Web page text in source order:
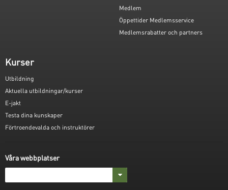
Medlem
Öppettider Medlemsservice
Medlemsrabatter och partners
Kurser
Utbildning
Aktuella utbildningar/kurser
E-jakt
Testa dina kunskaper
Förtroendevalda och instruktörer
Våra webbplatser